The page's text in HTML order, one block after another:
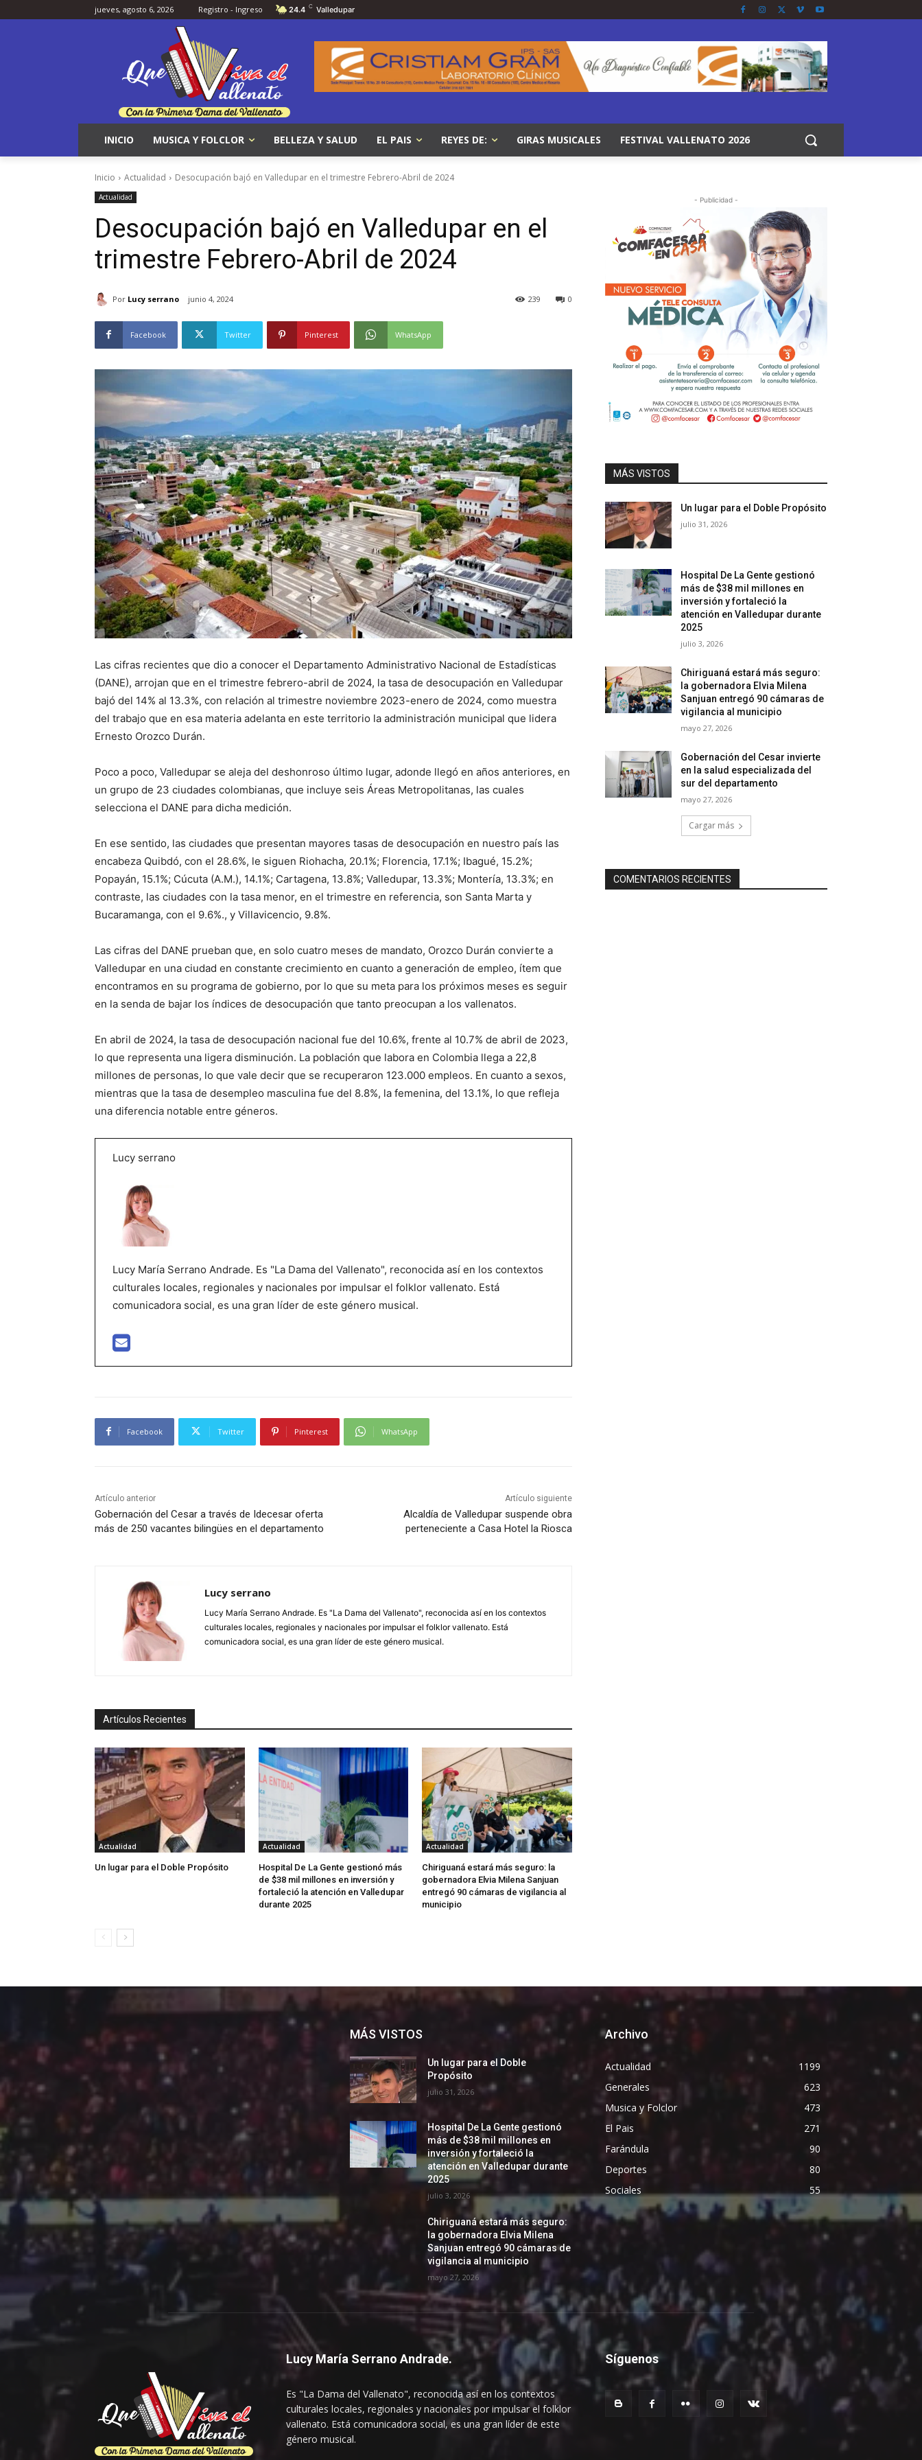
jueves, agosto 6, 2026 Registro - Ingreso 24.4 C Valledupar
INICIO MUSICA Y FOLCLOR BELLEZA Y SALUD EL PAIS REYES DE: GIRAS MUSICALES FESTIVAL VALLENATO 2026
Inicio Actualidad Desocupación bajó en Valledupar en el trimestre Febrero-Abril de 2024
Actualidad
Desocupación bajó en Valledupar en el
trimestre Febrero-Abril de 2024
Por Lucy serrano junio 4, 2024 0
239
Facebook Twitter Pinterest WhatsApp
Las cifras recientes que dio a conocer el Departamento Administrativo Nacional de Estadísticas
(DANE), arrojan que en el trimestre febrero-abril de 2024, la tasa de desocupación en Valledupar
bajó del 14% al 13.3%, con relación al trimestre noviembre 2023-enero de 2024, como muestra
del trabajo que en esa materia adelanta en este territorio la administración municipal que lidera
Ernesto Orozco Durán.
Poco a poco, Valledupar se aleja del deshonroso último lugar, adonde llegó en años anteriores, en
un grupo de 23 ciudades colombianas, que incluye seis Áreas Metropolitanas, las cuales
selecciona el DANE para dicha medición.
En ese sentido, las ciudades que presentan mayores tasas de desocupación en nuestro país las
encabeza Quibdó, con el 28.6%, le siguen Riohacha, 20.1%; Florencia, 17.1%; Ibagué, 15.2%;
Popayán, 15.1%; Cúcuta (A.M.), 14.1%; Cartagena, 13.8%; Valledupar, 13.3%; Montería, 13.3%; en
contraste, las ciudades con la tasa menor, en el trimestre en referencia, son Santa Marta y
Bucaramanga, con el 9.6%., y Villavicencio, 9.8%.
Las cifras del DANE prueban que, en solo cuatro meses de mandato, Orozco Durán convierte a
Valledupar en una ciudad en constante crecimiento en cuanto a generación de empleo, ítem que
encontramos en su programa de gobierno, por lo que su meta para los próximos meses es seguir
en la senda de bajar los índices de desocupación que tanto preocupan a los vallenatos.
En abril de 2024, la tasa de desocupación nacional fue del 10.6%, frente al 10.7% de abril de 2023,
lo que representa una ligera disminución. La población que labora en Colombia llega a 22,8
millones de personas, lo que vale decir que se recuperaron 123.000 empleos. En cuanto a sexos,
mientras que la tasa de desempleo masculina fue del 8.8%, la femenina, del 13.1%, lo que refleja
una diferencia notable entre géneros.
Lucy serrano
Lucy María Serrano Andrade. Es "La Dama del Vallenato", reconocida así en los contextos
culturales locales, regionales y nacionales por impulsar el folklor vallenato. Está
comunicadora social, es una gran líder de este género musical.
Facebook Twitter Pinterest WhatsApp
Artículo anterior
Gobernación del Cesar a través de Idecesar oferta
más de 250 vacantes bilingües en el departamento
Artículo siguiente
Alcaldía de Valledupar suspende obra
perteneciente a Casa Hotel la Riosca
Lucy serrano
Lucy María Serrano Andrade. Es "La Dama del Vallenato", reconocida así en los contextos
culturales locales, regionales y nacionales por impulsar el folklor vallenato. Está
comunicadora social, es una gran líder de este género musical.
Artículos Recientes
Actualidad
Un lugar para el Doble Propósito
Actualidad
Hospital De La Gente gestionó más
de $38 mil millones en inversión y
fortaleció la atención en Valledupar
durante 2025
Actualidad
Chiriguaná estará más seguro: la
gobernadora Elvia Milena Sanjuan
entregó 90 cámaras de vigilancia al
municipio
- Publicidad -
MÁS VISTOS
Un lugar para el Doble Propósito
julio 31, 2026
Hospital De La Gente gestionó
más de $38 mil millones en
inversión y fortaleció la
atención en Valledupar durante
2025
julio 3, 2026
Chiriguaná estará más seguro:
la gobernadora Elvia Milena
Sanjuan entregó 90 cámaras de
vigilancia al municipio
mayo 27, 2026
Gobernación del Cesar invierte
en la salud especializada del
sur del departamento
mayo 27, 2026
Cargar más
COMENTARIOS RECIENTES
MÁS VISTOS
Un lugar para el Doble
Propósito
julio 31, 2026
Hospital De La Gente gestionó
más de $38 mil millones en
inversión y fortaleció la
atención en Valledupar durante
2025
julio 3, 2026
Chiriguaná estará más seguro:
la gobernadora Elvia Milena
Sanjuan entregó 90 cámaras de
vigilancia al municipio
mayo 27, 2026
Archivo
Actualidad
1199
Generales
623
Musica y Folclor
473
El Pais
271
Farándula
90
Deportes
80
Sociales
55
Lucy María Serrano Andrade.
Es "La Dama del Vallenato", reconocida así en los contextos
culturales locales, regionales y nacionales por impulsar el folklor
vallenato. Está comunicadora social, es una gran líder de este
género musical.
Síguenos